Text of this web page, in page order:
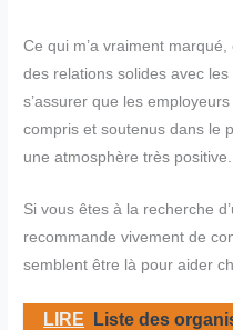
Ce qui m’a vraiment
des relations solides avec
s’assurer que les
compris et soutenus dans le
une atmosphère très positive.
Si vous êtes à la recherche
recommande vivement de
semblent être là pour aider
LIRE
Liste des